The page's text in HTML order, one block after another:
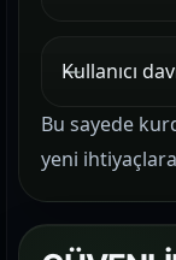
Kullanıcı
Bu sayede
yeni